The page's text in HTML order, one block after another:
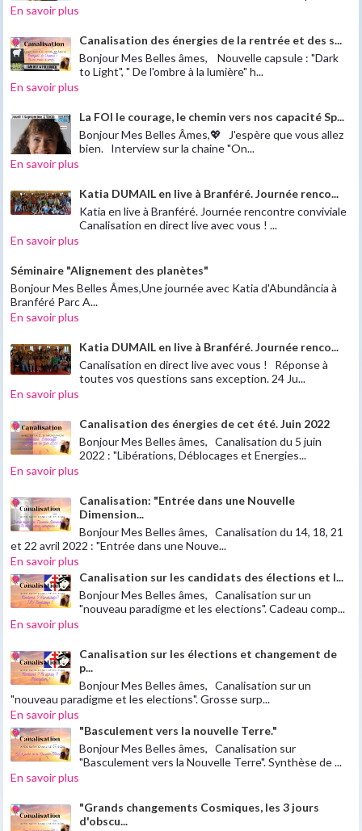
En savoir plus
Canalisation des énergies de la rentrée et des s...
Bonjour Mes Belles âmes, Nouvelle capsule : "Dark
to Light", " De l'ombre à la lumière" h...
En savoir plus
La FOI le courage, le chemin vers nos capacité Sp...
Bonjour Mes Belles Âmes,💖 J'espère que vous allez
bien. Interview sur la chaine "On...
En savoir plus
Katia DUMAIL en live à Branféré. Journée renco...
Katia en live à Branféré. Journée rencontre conviviale
Canalisation en direct live avec vous ! ...
En savoir plus
Séminaire "Alignement des planètes"
Bonjour Mes Belles Âmes,Une journée avec Katia d'Abundância à
Branféré Parc A...
En savoir plus
Katia DUMAIL en live à Branféré. Journée renco...
Canalisation en direct live avec vous ! Réponse à
toutes vos questions sans exception. 24 Ju...
En savoir plus
Canalisation des énergies de cet été. Juin 2022
Bonjour Mes Belles âmes, Canalisation du 5 juin
2022 : "Libérations, Déblocages et Energies...
En savoir plus
Canalisation: "Entrée dans une Nouvelle
Dimension...
Bonjour Mes Belles âmes, Canalisation du 14, 18, 21
et 22 avril 2022 : "Entrée dans une Nouve...
En savoir plus
Canalisation sur les candidats des élections et l...
Bonjour Mes Belles âmes, Canalisation sur un
"nouveau paradigme et les elections". Cadeau comp...
En savoir plus
Canalisation sur les élections et changement de
p...
Bonjour Mes Belles âmes, Canalisation sur un
"nouveau paradigme et les elections". Grosse surp...
En savoir plus
"Basculement vers la nouvelle Terre."
Bonjour Mes Belles âmes, Canalisation sur
"Basculement vers la Nouvelle Terre". Synthèse de ...
En savoir plus
"Grands changements Cosmiques, les 3 jours
d'obscu...